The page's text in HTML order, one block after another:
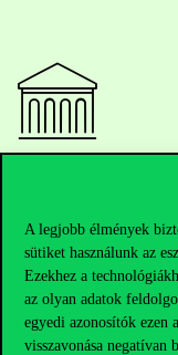
A legjobb élmények
sütiket használunk az
Ezekhez a
az olyan adatok
egyedi azonosítók ezen
visszavonása negatívan
Telefonszám:+36 1
Kérdésed van a